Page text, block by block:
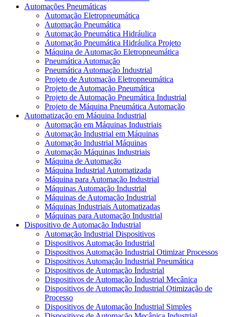
Automações Pneumáticas
Automação Eletropneumática
Automação Pneumática
Automação Pneumática Hidráulica
Automação Pneumática Hidráulica Projeto
Máquina de Automação Eletropneumática
Pneumática Automação
Pneumática Automação Industrial
Projeto de Automação Eletropneumática
Projeto de Automação Pneumática
Projeto de Automação Pneumática Industrial
Projeto de Máquina Pneumática Automação
Automatização em Máquina Industrial
Automação em Máquinas Industriais
Automação Industrial em Máquinas
Automação Industrial Máquinas
Automação Máquinas Industriais
Máquina de Automação
Máquina Industrial Automatizada
Máquina para Automação Industrial
Máquinas Automação Industrial
Máquinas de Automação Industrial
Máquinas Industriais Automatizadas
Máquinas para Automação Industrial
Dispositivo de Automação Industrial
Automação Industrial Dispositivos
Dispositivos Automação Industrial
Dispositivos Automação Industrial Otimizar Processos
Dispositivos Automação Industrial Pneumática
Dispositivos de Automação Industrial
Dispositivos de Automação Industrial Mecânica
Dispositivos de Automação Industrial Otimização de
Processo
Dispositivos de Automação Industrial Simples